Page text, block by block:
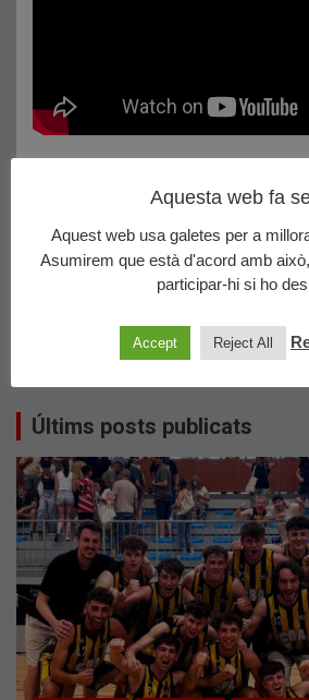
Please follow and like us:
Navegació
El S25 masculí, Campions
El Pre-Mini Masculí Negre
Últims posts publicats
Aquesta web fa
Aquest web usa galetes per a
Asumirem que està d'acord amb
participar-hi si ho
Accept Reject All